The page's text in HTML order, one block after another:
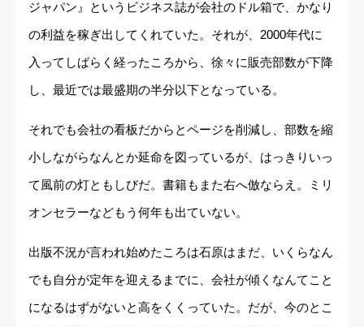
ジャパン』というビジネス誌が会社のドル箱で、かなり
の利益を稼ぎ出してくれていた。それが、2000年代に
入ってしばらく経ったころから、徐々に販売部数が下降
し、最近では最盛期の半分以下となっている。
それでも会社の看板だからとページを削減し、部数を縮
小しながらなんとか延命を図っているが、はっきりいっ
て風前の灯ともしびだ。書籍もまた右へ倣ならえ。ミリ
オンセラーなどもう何年も出ていない。
出版不況が言われ始めたころは石原はまだ、いくらなん
でも自分が定年を迎えるまでに、会社が傾くなんてこと
になるはずがないと高をくくっていた。だが、今のとこ